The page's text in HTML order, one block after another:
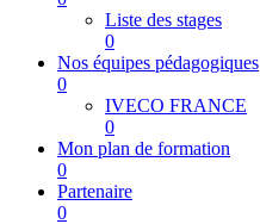
Liste des stages
0
Nos équipes pédagogiques
0
IVECO FRANCE
0
Mon plan de formation
0
Partenaire
0